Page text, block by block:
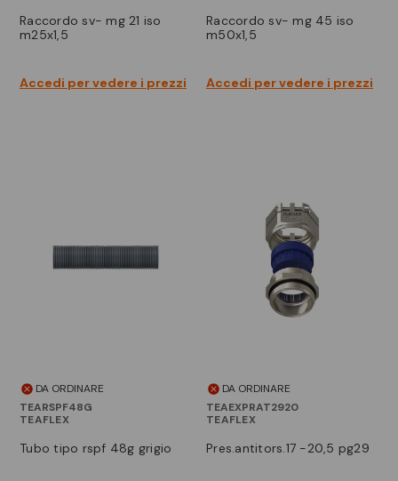
raccordo sv- mg 21 iso
m25x1,5
Accedi per vedere i prezzi
raccordo sv- mg 45 iso
m50x1,5
Accedi per vedere i prezzi
DA ORDINARE
TEARSPF48G
TEAFLEX
tubo tipo rspf 48g grigio
DA ORDINARE
TEAEXPRAT2920
TEAFLEX
pres.antitors.17 -20,5 pg29